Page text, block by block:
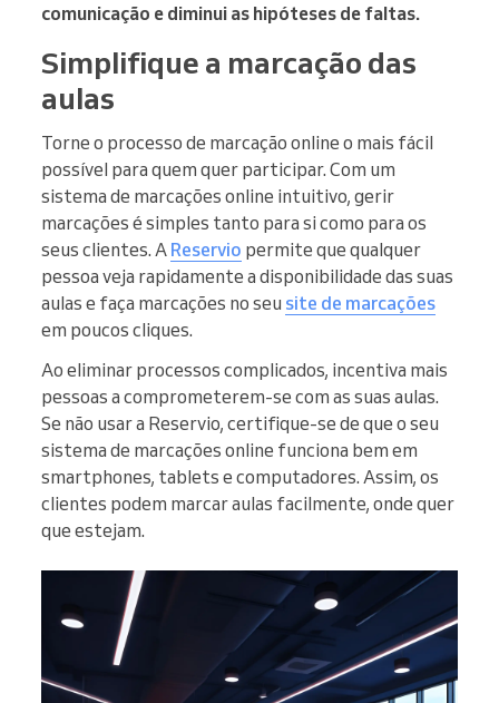
comunicação e diminui as hipóteses de faltas.
Simplifique a marcação das
aulas
Torne o processo de marcação online o mais fácil
possível para quem quer participar. Com um
sistema de marcações online intuitivo, gerir
marcações é simples tanto para si como para os
seus clientes. A Reservio permite que qualquer
pessoa veja rapidamente a disponibilidade das suas
aulas e faça marcações no seu site de marcações
em poucos cliques.
Ao eliminar processos complicados, incentiva mais
pessoas a comprometerem-se com as suas aulas.
Se não usar a Reservio, certifique-se de que o seu
sistema de marcações online funciona bem em
smartphones, tablets e computadores. Assim, os
clientes podem marcar aulas facilmente, onde quer
que estejam.